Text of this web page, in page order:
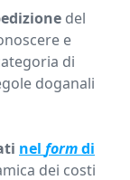
del
e
di
doganali
nel formdi
dei costi